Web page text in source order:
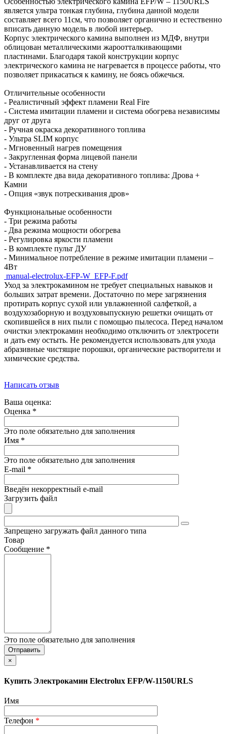
является ультра тонкая глубина, глубина данной модели
составляет всего 11см, что позволяет органично и естественно
вписать данную модель в любой интерьер.
Корпус электрического камина выполнен из МДФ, внутри
облицован металлическими жароотталкивающими
пластинами. Благодаря такой конструкции корпус
электрического камина не нагревается в процессе работы, что
позволяет прикасаться к камину, не боясь обжечься.
Отличительные особенности
- Реалистичный эффект пламени Real Fire
- Система имитации пламени и система обогрева независимы
друг от друга
- Ручная окраска декоративного топлива
- Ультра SLIM корпус
- Мгновенный нагрев помещения
- Закругленная форма лицевой панели
- Устанавливается на стену
- В комплекте два вида декоративного топлива: Дрова +
Камни
- Опция «звук потрескивания дров»
Функциональные особенности
- Три режима работы
- Два режима мощности обогрева
- Регулировка яркости пламени
- В комплекте пульт ДУ
- Минимальное потребление в режиме имитации пламени –
4Вт
manual-electrolux-EFP-W_EFP-F.pdf
Уход за электрокамином не требует специальных навыков и
больших затрат времени. Достаточно по мере загрязнения
протирать корпус сухой или увлажненной салфеткой, а
воздухозаборную и воздуховыпускную решетки очищать от
скопившейся в них пыли с помощью пылесоса. Перед началом
очистки электрокамин необходимо отключить от электросети
и дать ему остыть. Не рекомендуется использовать для ухода
абразивные чистящие порошки, органические растворители и
химические средства.
Написать отзыв
Ваша оценка:
Оценка *
Это поле обязательно для заполнения
Имя *
Это поле обязательно для заполнения
E-mail *
Введён некорректный e-mail
Загрузить файл
Запрещено загружать файл данного типа
Товар
Сообщение *
Это поле обязательно для заполнения
×
Купить Электрокамин Electrolux EFP/W-1150URLS
Имя
Телефон *